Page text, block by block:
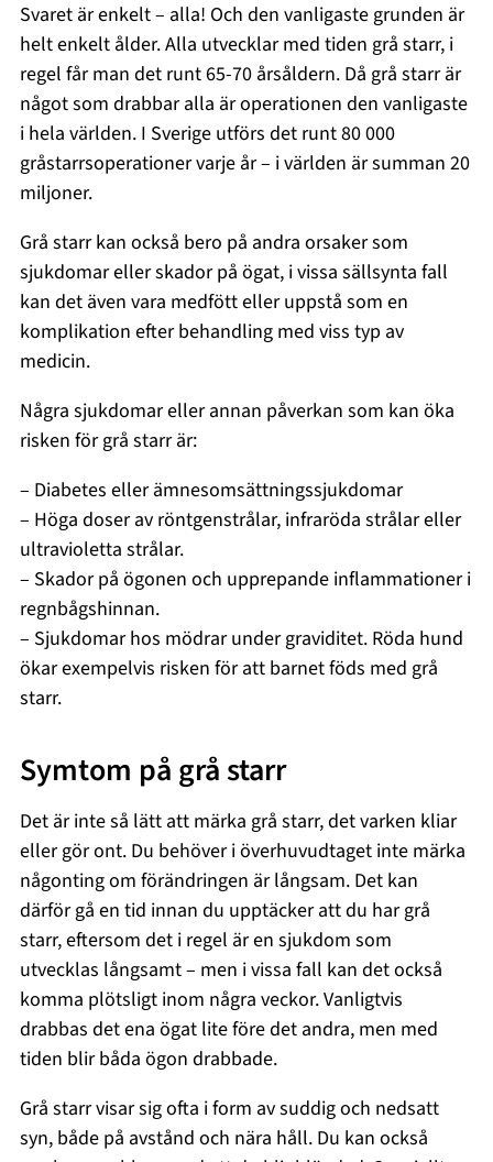
Svaret är enkelt – alla! Och den vanligaste grunden är
helt enkelt ålder. Alla utvecklar med tiden grå starr, i
regel får man det runt 65-70 årsåldern. Då grå starr är
något som drabbar alla är operationen den vanligaste
i hela världen. I Sverige utförs det runt 80 000
gråstarrsoperationer varje år – i världen är summan 20
miljoner.
Grå starr kan också bero på andra orsaker som
sjukdomar eller skador på ögat, i vissa sällsynta fall
kan det även vara medfött eller uppstå som en
komplikation efter behandling med viss typ av
medicin.
Några sjukdomar eller annan påverkan som kan öka
risken för grå starr är:
– Diabetes eller ämnesomsättningssjukdomar
– Höga doser av röntgenstrålar, infraröda strålar eller
ultravioletta strålar.
– Skador på ögonen och upprepande inflammationer i
regnbågshinnan.
– Sjukdomar hos mödrar under graviditet. Röda hund
ökar exempelvis risken för att barnet föds med grå
starr.
Symtom på grå starr
Det är inte så lätt att märka grå starr, det varken kliar
eller gör ont. Du behöver i överhuvudtaget inte märka
någonting om förändringen är långsam. Det kan
därför gå en tid innan du upptäcker att du har grå
starr, eftersom det i regel är en sjukdom som
utvecklas långsamt – men i vissa fall kan det också
komma plötsligt inom några veckor. Vanligtvis
drabbas det ena ögat lite före det andra, men med
tiden blir båda ögon drabbade.
Grå starr visar sig ofta i form av suddig och nedsatt
syn, både på avstånd och nära håll. Du kan också